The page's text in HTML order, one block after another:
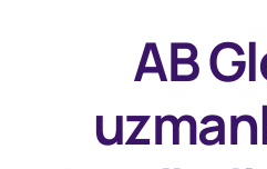
AB